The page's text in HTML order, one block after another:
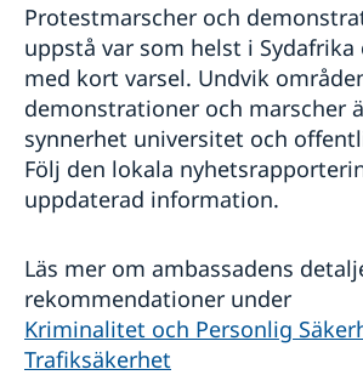
Protestmarscher och
uppstå var som helst i Sydafrika
med kort varsel. Undvik
demonstrationer och marscher
synnerhet universitet och
Följ den lokala
uppdaterad information.
Läs mer om ambassadens
rekommendationer under
Kriminalitet och Personlig
Trafiksäkerhet